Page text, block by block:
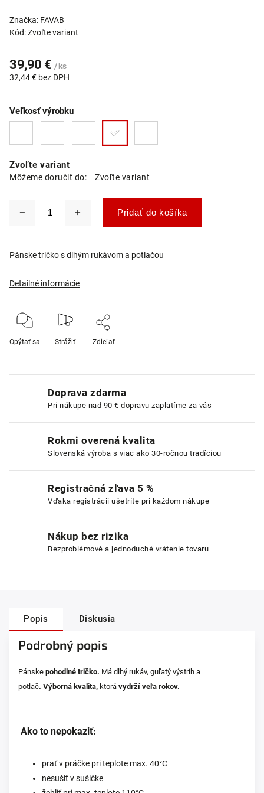
Kód:Zvoľte variant
Značka: FAVAB
39,90 € / ks
32,44 € bez DPH
Zvoľte variant
Môžeme doručiť do: Zvoľte variant
Veľkosť výrobku
Pridať do košíka
Pánske tričko s dlhým rukávom a potlačou
Detailné informácie
Opýtať sa Strážiť Zdieľať
Doprava zdarma
Pri nákupe nad 90 € dopravu zaplatíme za vás
Rokmi overená kvalita
Slovenská výroba s viac ako 30-ročnou tradíciou
Registračná zľava 5 %
Vďaka registrácii ušetríte pri každom nákupe
Nákup bez rizika
Bezproblémové a jednoduché vrátenie tovaru
Popis Diskusia
Podrobný popis
Pánske pohodlné tričko. Má dlhý rukáv, guľatý výstrih a
potlač. Výborná kvalita, ktorá vydrží veľa rokov.
Ako to nepokaziť:
prať v práčke pri teplote max. 40°C
nesušiť v sušičke